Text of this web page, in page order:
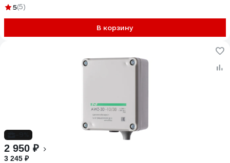
плоскость, IP65 EA01.001.017
5(5)
В корзину
2 950 ₽
3 245 ₽